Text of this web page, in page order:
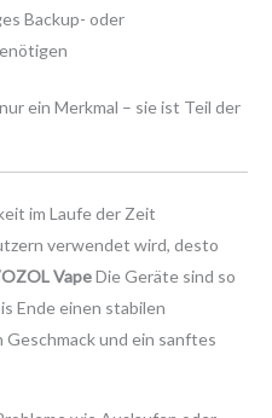
Backup- oder
ein Merkmal – sie ist Teil der
im Laufe der Zeit
verwendet wird, desto
VapeDie Geräte sind so
Ende einen stabilen
und ein sanftes